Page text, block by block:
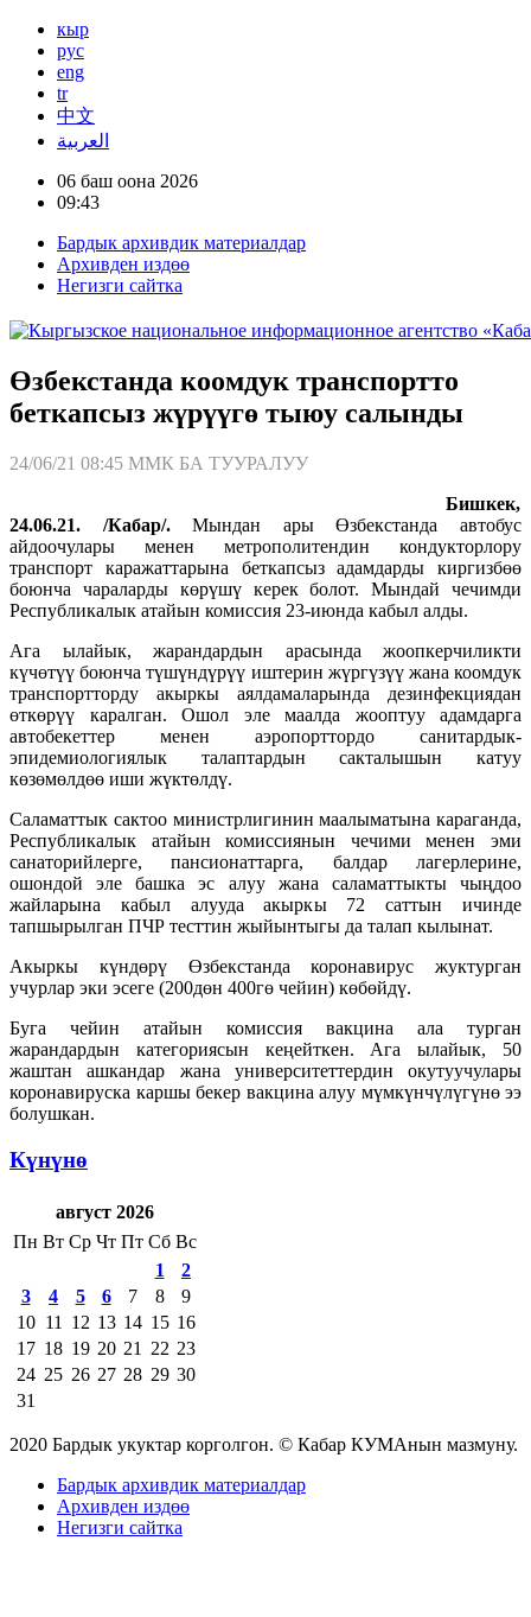
кыр
рус
eng
tr
中文
العربية
06 баш оона 2026
09:43
Бардык архивдик материалдар
Архивден издөө
Негизги сайтка
Өзбекстанда коомдук транспортто
беткапсыз жүрүүгө тыюу салынды
24/06/21 08:45 ММК БА ТУУРАЛУУ
Бишкек,
24.06.21. /Кабар/.Мындан ары Өзбекстанда автобус
айдоочулары менен метрополитендин кондукторлору
транспорт каражаттарына беткапсыз адамдарды киргизбөө
боюнча чараларды көрүшү керек болот. Мындай чечимди
Республикалык атайын комиссия 23-июнда кабыл алды.
Ага ылайык, жарандардын арасында жоопкерчиликти
күчөтүү боюнча түшүндүрүү иштерин жүргүзүү жана коомдук
транспортторду акыркы аялдамаларында дезинфекциядан
өткөрүү каралган. Ошол эле маалда жооптуу адамдарга
автобекеттер менен аэропорттордо санитардык-
эпидемиологиялык талаптардын сакталышын катуу
көзөмөлдөө иши жүктөлдү.
Саламаттык сактоо министрлигинин маалыматына караганда,
Республикалык атайын комиссиянын чечими менен эми
санаторийлерге, пансионаттарга, балдар лагерлерине,
ошондой эле башка эс алуу жана саламаттыкты чыңдоо
жайларына кабыл алууда акыркы 72 саттын ичинде
тапшырылган ПЧР тесттин жыйынтыгы да талап кылынат.
Акыркы күндөрү Өзбекстанда коронавирус жуктурган
учурлар эки эсеге (200дөн 400гө чейин) көбөйдү.
Буга чейин атайын комиссия вакцина ала турган
жарандардын категориясын кеңейткен. Ага ылайык, 50
жаштан ашкандар жана университеттердин окутуучулары
коронавируска каршы бекер вакцина алуу мүмкүнчүлүгүнө ээ
болушкан.
Күнүнө
август 2026
Пн Вт Ср Чт Пт Сб Вс
1
2
3
4 5 6 7 8
9
10 11 12 13 14 15 16
17 18 19 20 21 22 23
24 25 26 27 28 29 30
31
2020 Бардык укуктар корголгон. © Кабар КУМАнын мазмуну.
Бардык архивдик материалдар
Архивден издөө
Негизги сайтка